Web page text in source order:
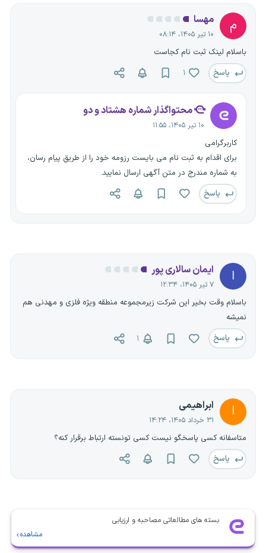
م مهسا
۱۰ تیر ۱۴۰۵، ۰۸:۱۴
باسلام لینک ثبت نام کجاست
پاسخ
۱
محتواگذار شماره هشتاد و دو
۱۰ تیر ۱۴۰۵، ۱۱:۵۵
کاربرگرامی
برای اقدام به ثبت نام می بایست رزومه خود را از طریق پیام رسان،
به شماره مندرج در متن آگهی ارسال نمایید.
پاسخ
ا ایمان سالاری پور
۷ تیر ۱۴۰۵، ۱۲:۳۴
باسلام وقت بخیر این شرکت زیرمجموعه منطقه ویژه فلزی و مهدنی هم
نمیشه
پاسخ
۱
ا ابراهیمی
۳۱ خرداد ۱۴۰۵، ۱۴:۲۴
متاسفانه کسی پاسخگو نیست کسی تونسته ارتباط برقرار کنه؟
پاسخ
بسته های مطالعاتی مصاحبه و ارزیابی
مشاهده